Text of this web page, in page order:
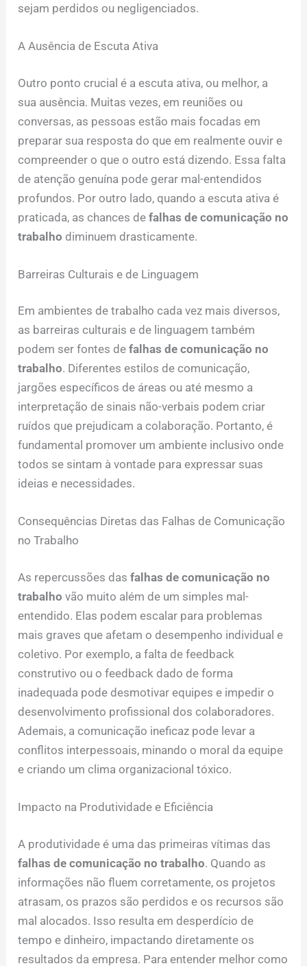
sejam perdidos ou negligenciados.
A Ausência de Escuta Ativa
Outro ponto crucial é a escuta ativa, ou melhor, a
sua ausência. Muitas vezes, em reuniões ou
conversas, as pessoas estão mais focadas em
preparar sua resposta do que em realmente ouvir e
compreender o que o outro está dizendo. Essa falta
de atenção genuína pode gerar mal-entendidos
profundos. Por outro lado, quando a escuta ativa é
praticada, as chances defalhas de comunicação no
trabalho diminuem drasticamente.
Barreiras Culturais e de Linguagem
Em ambientes de trabalho cada vez mais diversos,
as barreiras culturais e de linguagem também
podem ser fontes defalhas de comunicação no
trabalho. Diferentes estilos de comunicação,
jargões específicos de áreas ou até mesmo a
interpretação de sinais não-verbais podem criar
ruídos que prejudicam a colaboração. Portanto, é
fundamental promover um ambiente inclusivo onde
todos se sintam à vontade para expressar suas
ideias e necessidades.
Consequências Diretas das Falhas de Comunicação
no Trabalho
As repercussões dasfalhas de comunicação no
trabalho vão muito além de um simples mal-
entendido. Elas podem escalar para problemas
mais graves que afetam o desempenho individual e
coletivo. Por exemplo, a falta de feedback
construtivo ou o feedback dado de forma
inadequada pode desmotivar equipes e impedir o
desenvolvimento profissional dos colaboradores.
Ademais, a comunicação ineficaz pode levar a
conflitos interpessoais, minando o moral da equipe
e criando um clima organizacional tóxico.
Impacto na Produtividade e Eficiência
A produtividade é uma das primeiras vítimas das
falhas de comunicação no trabalho. Quando as
informações não fluem corretamente, os projetos
atrasam, os prazos são perdidos e os recursos são
mal alocados. Isso resulta em desperdício de
tempo e dinheiro, impactando diretamente os
resultados da empresa. Para entender melhor como